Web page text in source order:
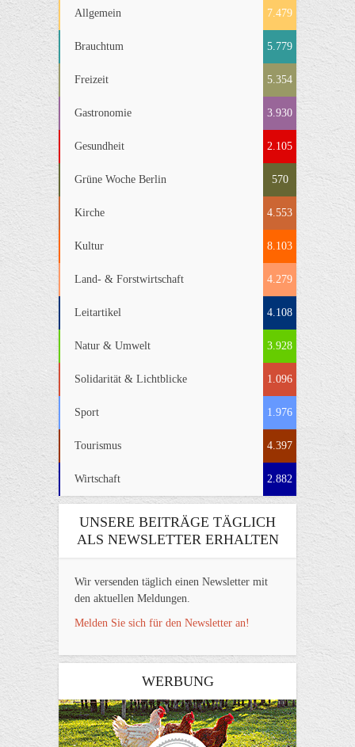
Allgemein 7.479
Brauchtum 5.779
Freizeit 5.354
Gastronomie 3.930
Gesundheit 2.105
Grüne Woche Berlin 570
Kirche 4.553
Kultur 8.103
Land- & Forstwirtschaft 4.279
Leitartikel 4.108
Natur & Umwelt 3.928
Solidarität & Lichtblicke 1.096
Sport 1.976
Tourismus 4.397
Wirtschaft 2.882
UNSERE BEITRÄGE TÄGLICH
ALS NEWSLETTER ERHALTEN
Wir versenden täglich einen Newsletter mit
den aktuellen Meldungen.
Melden Sie sich für den Newsletter an!
WERBUNG